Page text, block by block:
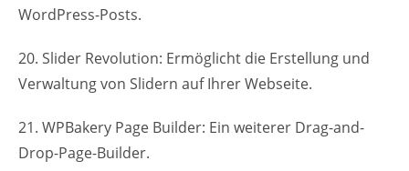
WordPress-Posts.
20. Slider Revolution: Ermöglicht die Erstellung und
Verwaltung von Slidern auf Ihrer Webseite.
21. WPBakery Page Builder: Ein weiterer Drag-and-
Drop-Page-Builder.